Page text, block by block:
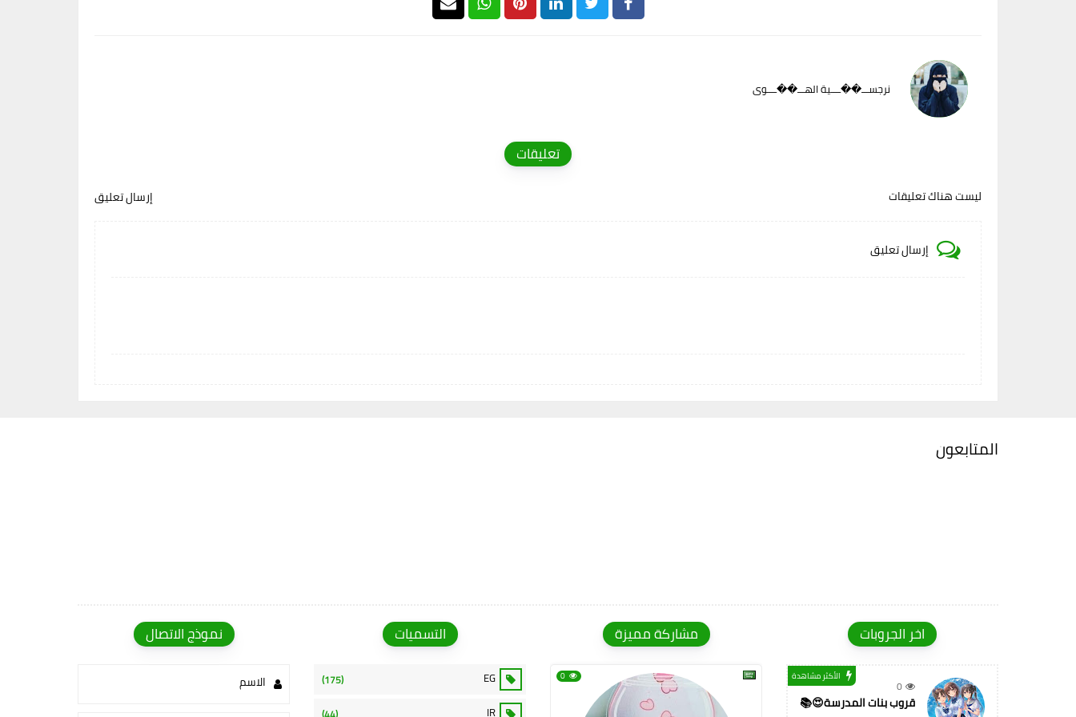
نرجســـ��ــــية الهـــ��ــــوى
تعليقات
ليست هناك تعليقات إرسال تعليق
إرسال تعليق
المتابعون
اخر الجروبات
0
الأكثر مشاهدة
قروب بنات المدرسة😍📚
مشاركة مميزة
0
التسميات
EG
(175)
IR
نموذج الاتصال
الاسم